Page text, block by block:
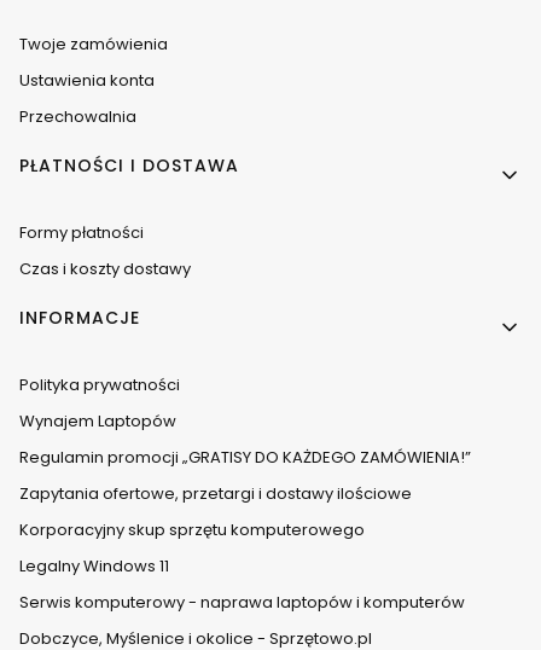
Twoje zamówienia
Ustawienia konta
Przechowalnia
PŁATNOŚCI I DOSTAWA
Formy płatności
Czas i koszty dostawy
INFORMACJE
Polityka prywatności
Wynajem Laptopów
Regulamin promocji „GRATISY DO KAŻDEGO ZAMÓWIENIA!”
Zapytania ofertowe, przetargi i dostawy ilościowe
Korporacyjny skup sprzętu komputerowego
Legalny Windows 11
Serwis komputerowy - naprawa laptopów i komputerów
Dobczyce, Myślenice i okolice - Sprzętowo.pl